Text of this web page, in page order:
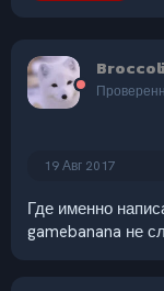
Broccoli
19 Авг 2017
Где именно
gamebanana не